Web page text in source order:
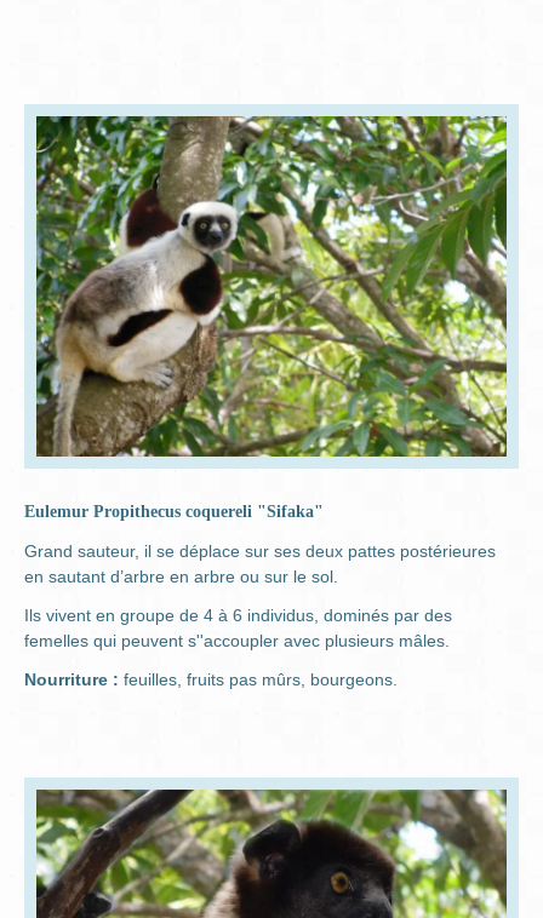
Eulemur Propithecus coquereli "Sifaka"
Grand sauteur, il se déplace sur ses deux pattes postérieures
en sautant d’arbre en arbre ou sur le sol.
Ils vivent en groupe de 4 à 6 individus, dominés par des
femelles qui peuvent s''accoupler avec plusieurs mâles.
Nourriture : feuilles, fruits pas mûrs, bourgeons.